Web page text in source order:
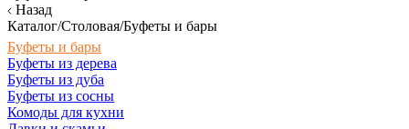
Назад
Каталог/Столовая/Буфеты и бары
Буфеты и бары
Буфеты из дерева
Буфеты из дуба
Буфеты из сосны
Комоды для кухни